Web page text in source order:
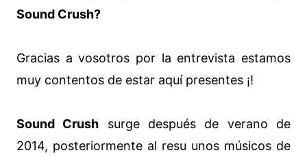
Sound Crush?
Gracias a vosotros por la entrevista estamos
muy contentos de estar aquí presentes ¡!
Sound Crush surge después de verano de
2014, posteriormente al resu unos músicos de